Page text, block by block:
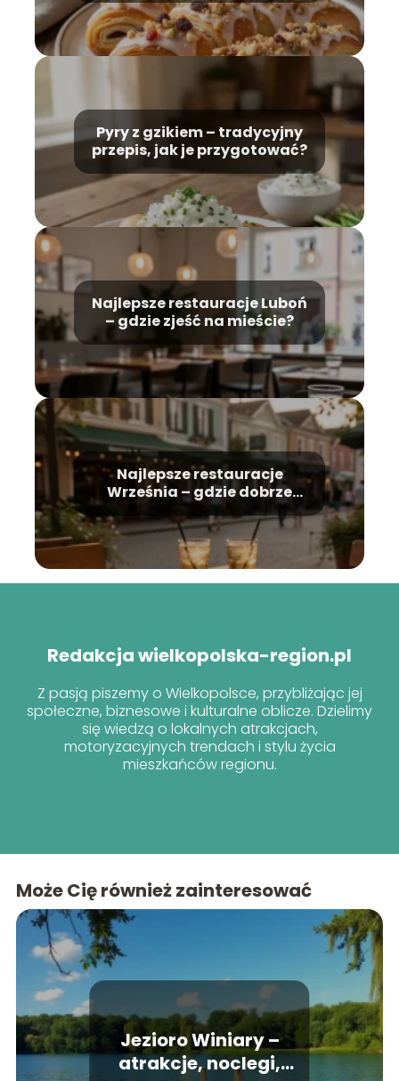
Pyry z gzikiem – tradycyjny
przepis, jak je przygotować?
Najlepsze restauracje Luboń
– gdzie zjeść na mieście?
Najlepsze restauracje
Września – gdzie dobrze
zjeść?
Redakcja wielkopolska-region.pl
Z pasją piszemy o Wielkopolsce, przybliżając jej
społeczne, biznesowe i kulturalne oblicze. Dzielimy
się wiedzą o lokalnych atrakcjach,
motoryzacyjnych trendach i stylu życia
mieszkańców regionu.
Może Cię również zainteresować
Jezioro Winiary –
atrakcje, noclegi,